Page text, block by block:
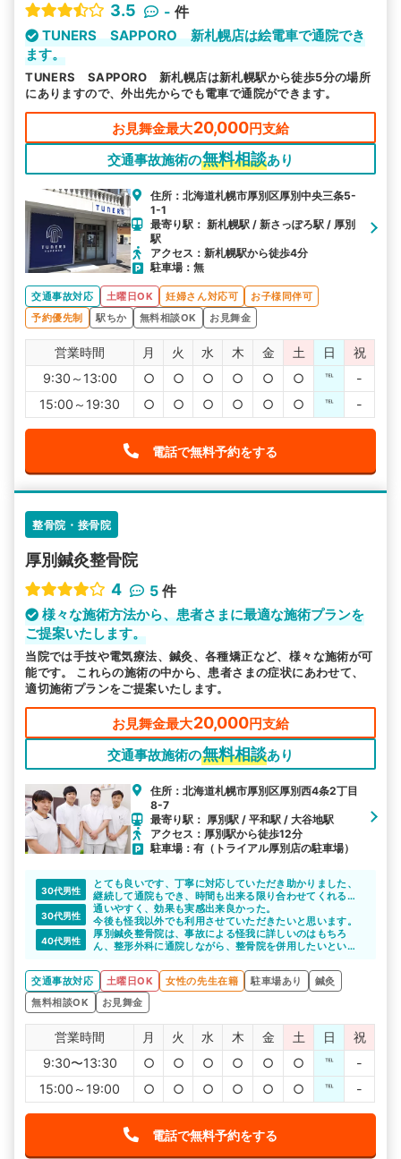
駅から探す 院名から探す
3.5
- 件
TUNERS SAPPORO 新札幌店は絵電車で通院でき
ます。
TUNERS SAPPORO 新札幌店は新札幌駅から徒歩5分の場所
にありますので、外出先からでも電車で通院ができます。
お見舞金最大20,000円支給
交通事故施術の無料相談あり
住所：北海道札幌市厚別区厚別中央三条5-
1-1
最寄り駅： 新札幌駅 / 新さっぽろ駅 / 厚別
駅
アクセス：新札幌駅から徒歩4分
駐車場：無
交通事故対応 土曜日OK 妊婦さん対応可
お子様同伴可
予約優先制
駅ちか 無料相談OK お見舞金
営業時間 月 火 水 木 金 土 日
祝
9:30～13:00
○ ○ ○ ○ ○ ○ ℡
-
15:00～19:30
○ ○ ○ ○ ○ ○ ℡ -
電話で無料予約をする
整骨院・接骨院
厚別鍼灸整骨院
4
5 件
様々な施術方法から、患者さまに最適な施術プランを
ご提案いたします。
当院では手技や電気療法、鍼灸、各種矯正など、様々な施術が可
能です。 これらの施術の中から、患者さまの症状にあわせて、
適切施術プランをご提案いたします。
お見舞金最大20,000円支給
交通事故施術の無料相談あり
住所：北海道札幌市厚別区厚別西4条2丁目
8-7
最寄り駅： 厚別駅 / 平和駅 / 大谷地駅
アクセス：厚別駅から徒歩12分
駐車場：有（トライアル厚別店の駐車場）
30代男性
とても良いです、丁寧に対応していただき助かりました、
継続して通院もでき、時間も出来る限り合わせてくれるの
で助かってます。
30代男性
通いやすく、効果も実感出来良かった。
今後も怪我以外でも利用させていただきたいと思います。
40代男性
厚別鍼灸整骨院は、事故による怪我に詳しいのはもちろ
ん、整形外科に通院しながら、整骨院を併用したいという
迷っている方は相談しやすいと思います。
交通事故対応 土曜日OK 女性の先生在籍 駐車場あり
鍼灸
無料相談OK
お見舞金
営業時間 月 火 水 木 金 土 日
祝
9:30〜13:30
○ ○ ○ ○ ○ ○ ℡
-
15:00～19:00
○ ○ ○ ○ ○ ○ ℡ -
電話で無料予約をする